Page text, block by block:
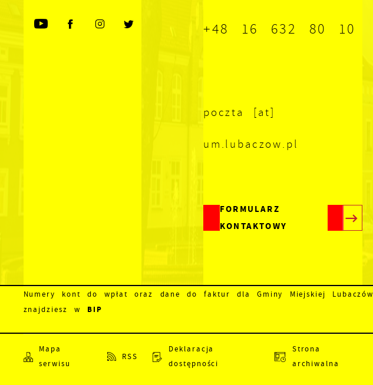
+48 16 632 80 10
poczta [at]
um.lubaczow.pl
FORMULARZ
KONTAKTOWY
Numery kont do wpłat oraz dane do faktur dla Gminy Miejskiej Lubaczów
znajdziesz w BIP
Mapa
serwisu
RSS
Deklaracja
dostępności
Strona
archiwalna